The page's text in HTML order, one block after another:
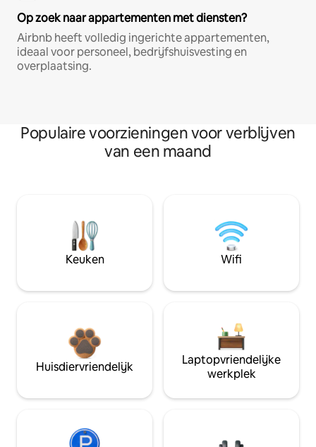
Op zoek naar appartementen met diensten?
Airbnb heeft volledig ingerichte appartementen,
ideaal voor personeel, bedrijfshuisvesting en
overplaatsing.
Populaire voorzieningen voor verblijven
van een maand
Keuken Wifi
Huisdiervriendelijk
Laptopvriendelijke
werkplek